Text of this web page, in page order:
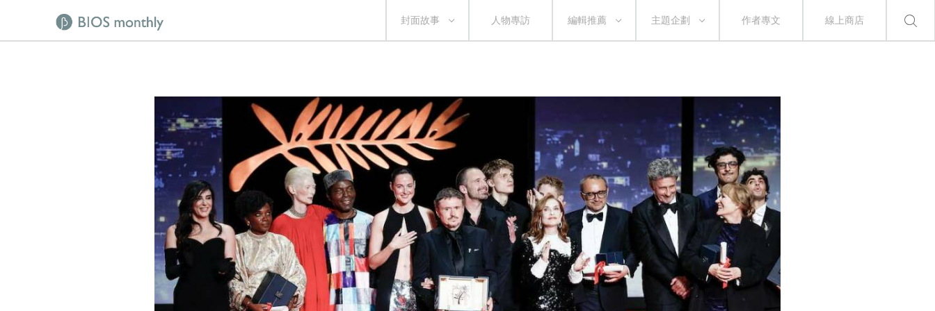
封面故事 人物專訪 編輯推薦 主題企劃 作者專文 線上商店